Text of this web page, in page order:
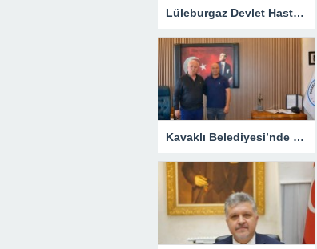
Lüleburgaz Devlet Hastanesi’nden Dünya Emzirme Haftası Katılımı
Kavaklı Belediyesi’nde Fahri Özkan Ziyareti